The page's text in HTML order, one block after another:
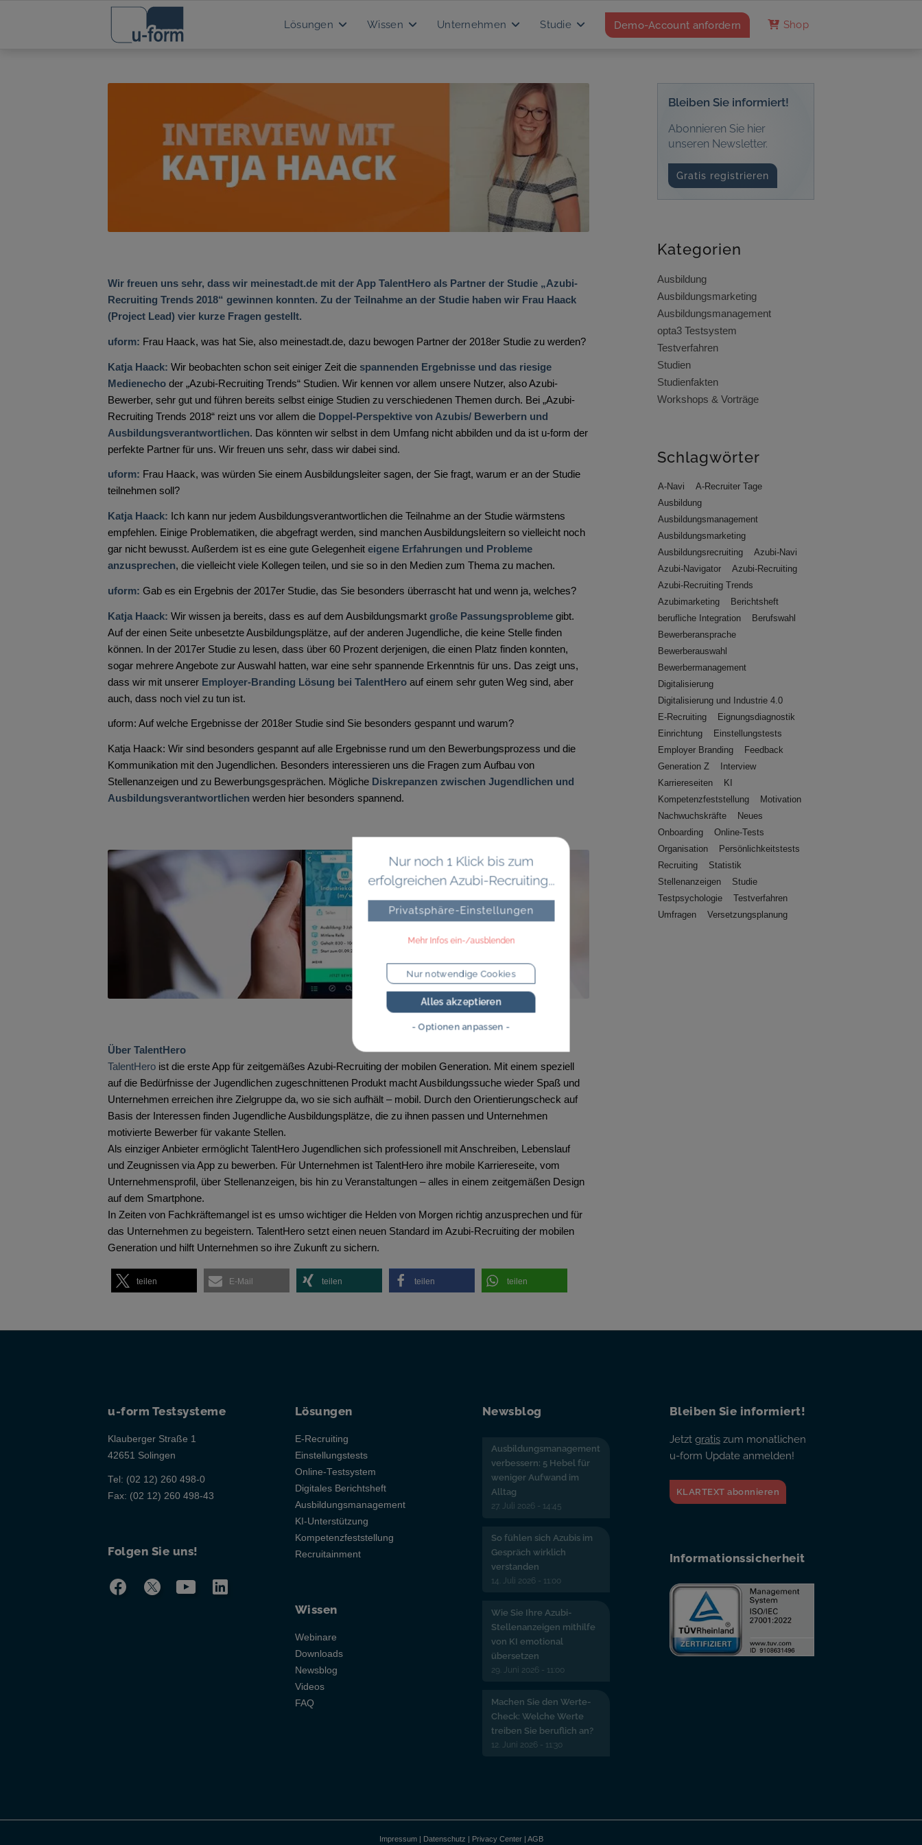
Lösungen Wissen Unternehmen Studie Demo-Account anfordern Shop
Wir freuen uns sehr, dass wir meinestadt.de mit der App TalentHero als Partner der Studie „Azubi-
Recruiting Trends 2018“ gewinnen konnten. Zu der Teilnahme an der Studie haben wir Frau Haack
(Project Lead) vier kurze Fragen gestellt.
uform: Frau Haack, was hat Sie, also meinestadt.de, dazu bewogen Partner der 2018er Studie zu werden?
Katja Haack: Wir beobachten schon seit einiger Zeit die spannenden Ergebnisse und das riesige
Medienecho der „Azubi-Recruiting Trends“ Studien. Wir kennen vor allem unsere Nutzer, also Azubi-
Bewerber, sehr gut und führen bereits selbst einige Studien zu verschiedenen Themen durch. Bei „Azubi-
Recruiting Trends 2018“ reizt uns vor allem die Doppel-Perspektive von Azubis/ Bewerbern und
Ausbildungsverantwortlichen. Das könnten wir selbst in dem Umfang nicht abbilden und da ist u-form der
perfekte Partner für uns. Wir freuen uns sehr, dass wir dabei sind.
uform: Frau Haack, was würden Sie einem Ausbildungsleiter sagen, der Sie fragt, warum er an der Studie
teilnehmen soll?
Katja Haack: Ich kann nur jedem Ausbildungsverantwortlichen die Teilnahme an der Studie wärmstens
empfehlen. Einige Problematiken, die abgefragt werden, sind manchen Ausbildungsleitern so vielleicht noch
gar nicht bewusst. Außerdem ist es eine gute Gelegenheit eigene Erfahrungen und Probleme
anzusprechen, die vielleicht viele Kollegen teilen, und sie so in den Medien zum Thema zu machen.
uform: Gab es ein Ergebnis der 2017er Studie, das Sie besonders überrascht hat und wenn ja, welches?
Katja Haack: Wir wissen ja bereits, dass es auf dem Ausbildungsmarkt große Passungsprobleme gibt.
Auf der einen Seite unbesetzte Ausbildungsplätze, auf der anderen Jugendliche, die keine Stelle finden
können. In der 2017er Studie zu lesen, dass über 60 Prozent derjenigen, die einen Platz finden konnten,
sogar mehrere Angebote zur Auswahl hatten, war eine sehr spannende Erkenntnis für uns. Das zeigt uns,
dass wir mit unserer Employer-Branding Lösung bei TalentHero auf einem sehr guten Weg sind, aber
auch, dass noch viel zu tun ist.
uform: Auf welche Ergebnisse der 2018er Studie sind Sie besonders gespannt und warum?
Katja Haack: Wir sind besonders gespannt auf alle Ergebnisse rund um den Bewerbungsprozess und die
Kommunikation mit den Jugendlichen. Besonders interessieren uns die Fragen zum Aufbau von
Stellenanzeigen und zu Bewerbungsgesprächen. Mögliche Diskrepanzen zwischen Jugendlichen und
Ausbildungsverantwortlichen werden hier besonders spannend.
Über TalentHero
TalentHero ist die erste App für zeitgemäßes Azubi-Recruiting der mobilen Generation. Mit einem speziell
auf die Bedürfnisse der Jugendlichen zugeschnittenen Produkt macht Ausbildungssuche wieder Spaß und
Unternehmen erreichen ihre Zielgruppe da, wo sie sich aufhält – mobil. Durch den Orientierungscheck auf
Basis der Interessen finden Jugendliche Ausbildungsplätze, die zu ihnen passen und Unternehmen
motivierte Bewerber für vakante Stellen.
Als einziger Anbieter ermöglicht TalentHero Jugendlichen sich professionell mit Anschreiben, Lebenslauf
und Zeugnissen via App zu bewerben. Für Unternehmen ist TalentHero ihre mobile Karriereseite, vom
Unternehmensprofil, über Stellenanzeigen, bis hin zu Veranstaltungen – alles in einem zeitgemäßen Design
auf dem Smartphone.
In Zeiten von Fachkräftemangel ist es umso wichtiger die Helden von Morgen richtig anzusprechen und für
das Unternehmen zu begeistern. TalentHero setzt einen neuen Standard im Azubi-Recruiting der mobilen
Generation und hilft Unternehmen so ihre Zukunft zu sichern.
teilen E-Mail teilen teilen teilen
Bleiben Sie informiert!
Abonnieren Sie hier
unseren Newsletter.
Gratis registrieren
Kategorien
Ausbildung
Ausbildungsmarketing
Ausbildungsmanagement
opta3 Testsystem
Testverfahren
Studien
Studienfakten
Workshops & Vorträge
Schlagwörter
A-Navi
A-Recruiter Tage
Ausbildung
Ausbildungsmanagement
Ausbildungsmarketing
Ausbildungsrecruiting
Azubi-Navi
Azubi-Navigator
Azubi-Recruiting
Azubi-Recruiting Trends
Azubimarketing
Berichtsheft
berufliche Integration
Berufswahl
Bewerberansprache
Bewerberauswahl
Bewerbermanagement
Digitalisierung
Digitalisierung und Industrie 4.0
E-Recruiting
Eignungsdiagnostik
Einrichtung
Einstellungstests
Employer Branding
Feedback
Generation Z
Interview
Karriereseiten
KI
Kompetenzfeststellung
Motivation
Nachwuchskräfte
Neues
Onboarding
Online-Tests
Organisation
Persönlichkeitstests
Recruiting
Statistik
Stellenanzeigen
Studie
Testpsychologie
Testverfahren
Umfragen
Versetzungsplanung
u-form Testsysteme
Klauberger Straße 1
42651 Solingen
Tel: (02 12) 260 498-0
Fax: (02 12) 260 498-43
Folgen Sie uns!
Lösungen
E-Recruiting
Einstellungstests
Online-Testsystem
Digitales Berichtsheft
Ausbildungsmanagement
KI-Unterstützung
Kompetenzfeststellung
Recruitainment
Wissen
Webinare
Downloads
Newsblog
Videos
FAQ
Newsblog
Ausbildungsmanagement
verbessern: 5 Hebel für
weniger Aufwand im
Alltag
27. Juli 2026 - 14:45
So fühlen sich Azubis im
Gespräch wirklich
verstanden
14. Juli 2026 - 11:00
Wie Sie Ihre Azubi-
Stellenanzeigen mithilfe
von KI emotional
übersetzen
29. Juni 2026 - 11:00
Machen Sie den Werte-
Check: Welche Werte
treiben Sie beruflich an?
12. Juni 2026 - 11:30
Bleiben Sie informiert!
Jetzt gratiszum monatlichen
u-form Update anmelden!
KLARTEXT abonnieren
Informationssicherheit
Impressum| Datenschutz | Privacy Center| AGB
Nur noch 1 Klick bis zum
erfolgreichen Azubi-Recruiting...
Privatsphäre-Einstellungen
Mehr Infos ein-/ausblenden
Nur notwendige Cookies
Alles akzeptieren
- Optionen anpassen -